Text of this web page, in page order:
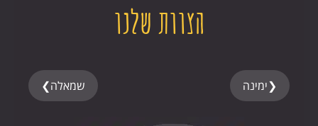
הצוות שלנו
❮ימינה שמאלה❯